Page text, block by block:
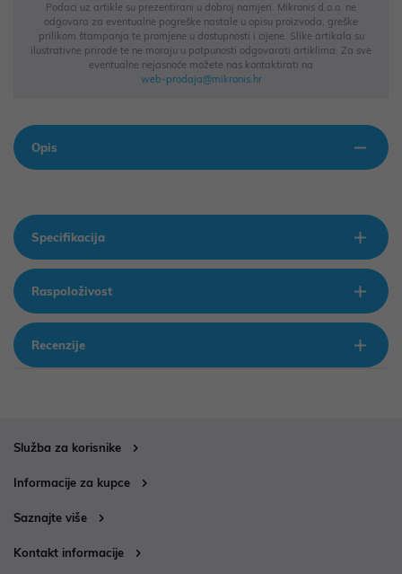
Podaci uz artikle su prezentirani u dobroj namjeri. Mikronis d.o.o. ne
odgovara za eventualne pogreške nastale u opisu proizvoda, greške
prilikom štampanja te promjene u dostupnosti i cijene. Slike artikala su
ilustrativne prirode te ne moraju u potpunosti odgovarati artiklima. Za sve
eventualne nejasnoće možete nas kontaktirati na
web-prodaja@mikronis.hr
Opis
Specifikacija
Raspoloživost
Recenzije
Služba za korisnike
Informacije za kupce
Saznajte više
Kontakt informacije